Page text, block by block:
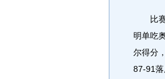
比赛
明单吃
尔得分
87-91落